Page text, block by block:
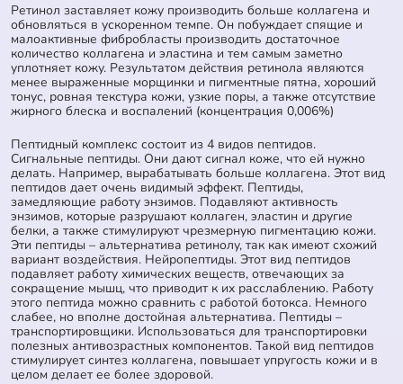
Ретинол заставляет кожу производить больше коллагена и
обновляться в ускоренном темпе. Он побуждает спящие и
малоактивные фибробласты производить достаточное
количество коллагена и эластина и тем самым заметно
уплотняет кожу. Результатом действия ретинола являются
менее выраженные морщинки и пигментные пятна, хороший
тонус, ровная текстура кожи, узкие поры, а также отсутствие
жирного блеска и воспалений (концентрация 0,006%)
Пептидный комплекс состоит из 4 видов пептидов.
Сигнальные пептиды. Они дают сигнал коже, что ей нужно
делать. Например, вырабатывать больше коллагена. Этот вид
пептидов дает очень видимый эффект. Пептиды,
замедляющие работу энзимов. Подавляют активность
энзимов, которые разрушают коллаген, эластин и другие
белки, а также стимулируют чрезмерную пигментацию кожи.
Эти пептиды – альтернатива ретинолу, так как имеют схожий
вариант воздействия. Нейропептиды. Этот вид пептидов
подавляет работу химических веществ, отвечающих за
сокращение мышц, что приводит к их расслаблению. Работу
этого пептида можно сравнить с работой ботокса. Немного
слабее, но вполне достойная альтернатива. Пептиды –
транспортировщики. Использоваться для транспортировки
полезных антивозрастных компонентов. Такой вид пептидов
стимулирует синтез коллагена, повышает упругость кожи и в
целом делает ее более здоровой.